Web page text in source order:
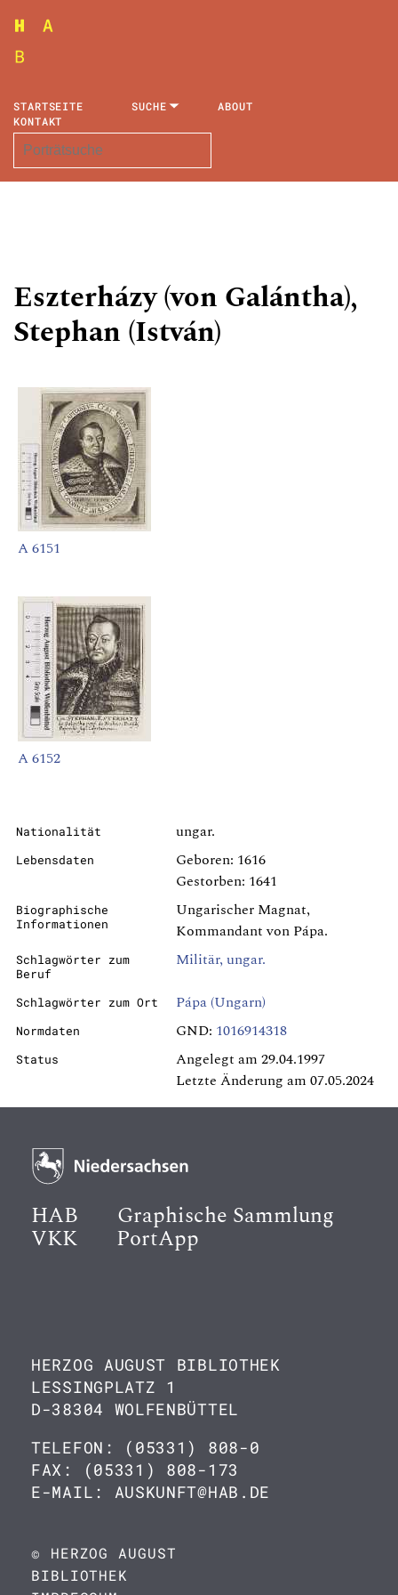
STARTSEITE SUCHE
ABOUT
KONTAKT
Eszterházy (von Galántha),
Stephan (István)
A 6151
A 6152
Nationalität ungar.
Lebensdaten
Geboren: 1616
Gestorben: 1641
Biographische
Informationen
Ungarischer Magnat,
Kommandant von Pápa.
Schlagwörter zum
Beruf
Militär, ungar.
Schlagwörter zum Ort Pápa (Ungarn)
Normdaten GND: 1016914318
Status
Angelegt am 29.04.1997
Letzte Änderung am 07.05.2024
HAB Graphische Sammlung
VKK PortApp
HERZOG AUGUST BIBLIOTHEK
LESSINGPLATZ 1
D-38304 WOLFENBÜTTEL
TELEFON: (05331) 808-0
FAX: (05331) 808-173
E-MAIL: AUSKUNFT@HAB.DE
© HERZOG AUGUST
BIBLIOTHEK